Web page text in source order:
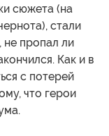
сюжета (на
стали
не пропал ли
Как и в
с потерей
что герои